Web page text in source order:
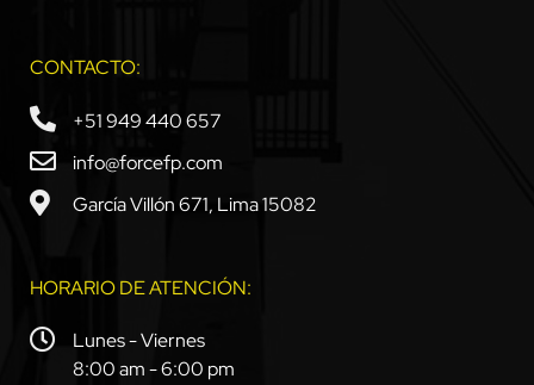
CONTACTO:
+51 949 440 657
info@forcefp.com
García Villón 671, Lima 15082
HORARIO DE ATENCIÓN:
Lunes - Viernes
8:00 am - 6:00 pm